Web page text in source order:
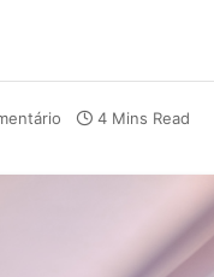
4 Mins Read